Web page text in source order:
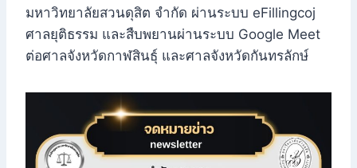
มหาวิทยาลัยสวนดุสิต จำกัด ผ่านระบบ eFillingcoj
ศาลยุติธรรม และสืบพยานผ่านระบบ Google Meet
ต่อศาลจังหวัดกาฬสินธุ์ และศาลจังหวัดกันทรลักษ์